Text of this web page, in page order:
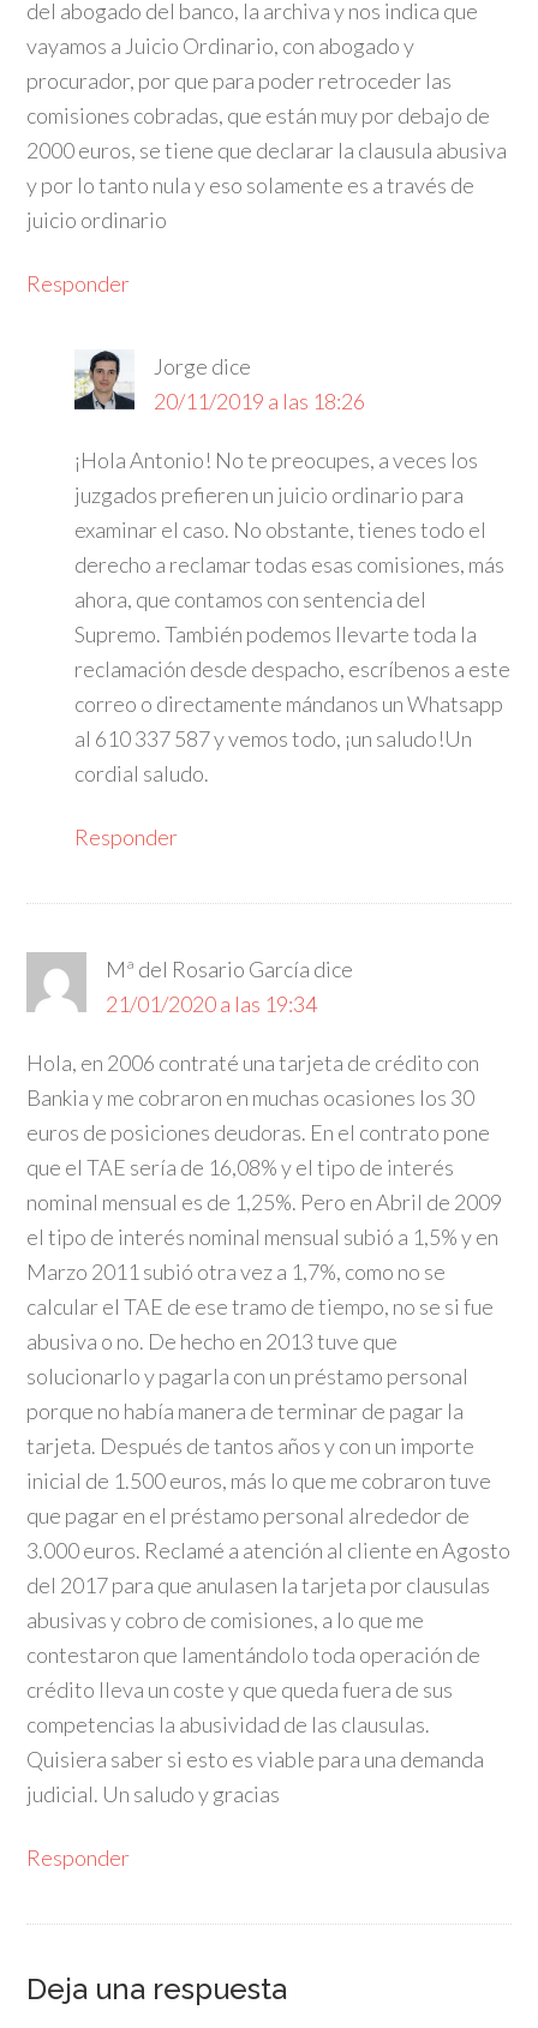
del abogado del banco, la archiva y nos indica que
vayamos a Juicio Ordinario, con abogado y
procurador, por que para poder retroceder las
comisiones cobradas, que están muy por debajo de
2000 euros, se tiene que declarar la clausula abusiva
y por lo tanto nula y eso solamente es a través de
juicio ordinario
Responder
Jorge dice
20/11/2019 a las 18:26
¡Hola Antonio! No te preocupes, a veces los
juzgados prefieren un juicio ordinario para
examinar el caso. No obstante, tienes todo el
derecho a reclamar todas esas comisiones, más
ahora, que contamos con sentencia del
Supremo. También podemos llevarte toda la
reclamación desde despacho, escríbenos a este
correo o directamente mándanos un Whatsapp
al 610 337 587 y vemos todo, ¡un saludo!Un
cordial saludo.
Responder
Mª del Rosario García dice
21/01/2020 a las 19:34
Hola, en 2006 contraté una tarjeta de crédito con
Bankia y me cobraron en muchas ocasiones los 30
euros de posiciones deudoras. En el contrato pone
que el TAE sería de 16,08% y el tipo de interés
nominal mensual es de 1,25%. Pero en Abril de 2009
el tipo de interés nominal mensual subió a 1,5% y en
Marzo 2011 subió otra vez a 1,7%, como no se
calcular el TAE de ese tramo de tiempo, no se si fue
abusiva o no. De hecho en 2013 tuve que
solucionarlo y pagarla con un préstamo personal
porque no había manera de terminar de pagar la
tarjeta. Después de tantos años y con un importe
inicial de 1.500 euros, más lo que me cobraron tuve
que pagar en el préstamo personal alrededor de
3.000 euros. Reclamé a atención al cliente en Agosto
del 2017 para que anulasen la tarjeta por clausulas
abusivas y cobro de comisiones, a lo que me
contestaron que lamentándolo toda operación de
crédito lleva un coste y que queda fuera de sus
competencias la abusividad de las clausulas.
Quisiera saber si esto es viable para una demanda
judicial. Un saludo y gracias
Responder
Deja una respuesta